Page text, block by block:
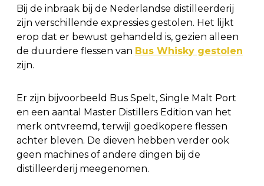
Bij de inbraak bij de Nederlandse distilleerderij
zijn verschillende expressies gestolen. Het lijkt
erop dat er bewust gehandeld is, gezien alleen
de duurdere flessen van Bus Whisky gestolen
zijn.
Er zijn bijvoorbeeld Bus Spelt, Single Malt Port
en een aantal Master Distillers Edition van het
merk ontvreemd, terwijl goedkopere flessen
achter bleven. De dieven hebben verder ook
geen machines of andere dingen bij de
distilleerderij meegenomen.